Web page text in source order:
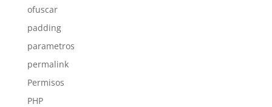
ofuscar
padding
parametros
permalink
Permisos
PHP